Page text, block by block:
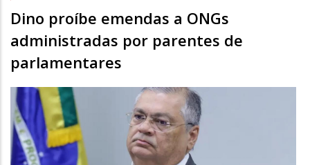
Dino proíbe emendas a ONGs
administradas por parentes de
parlamentares